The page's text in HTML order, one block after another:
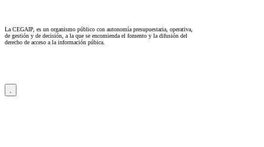
La CEGAIP, es un organismo público con autonomía presupuestaria, operativa,
de gestión y de decisión, a la que se encomienda el fomento y la difusión del
derecho de acceso a la información púbica.